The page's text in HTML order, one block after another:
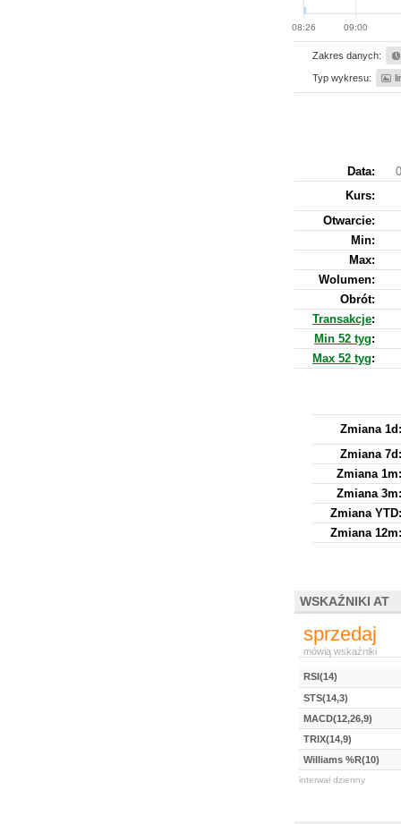
08:26 09:00
Zakres danych:
Typ wykresu:
Data:
Kurs:
Otwarcie:
Min:
Max:
Wolumen:
Obrót:
Transakcje:
Min 52 tyg:
Max 52 tyg:
Zmiana 1d:
Zmiana 7d:
Zmiana 1m:
Zmiana 3m:
Zmiana YTD:
Zmiana 12m:
WSKAŹNIKI AT
sprzedaj
mówią wskaźniki
RSI(14)
STS(14,3)
MACD(12,26,9)
TRIX(14,9)
Williams %R(10)
interwał dzienny